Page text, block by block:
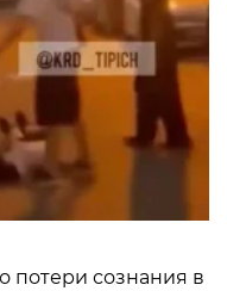
потери сознания в